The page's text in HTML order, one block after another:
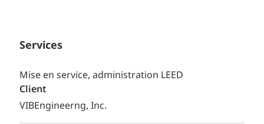
Services
Mise en service, administration LEED
Client
VIBEngineerng, Inc.